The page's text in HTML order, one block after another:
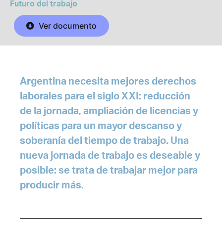
Ver documento
Futuro del trabajo
Argentina necesita mejores derechos
laborales para el siglo XXI: reducción
de la jornada, ampliación de licencias y
políticas para un mayor descanso y
soberanía del tiempo de trabajo. Una
nueva jornada de trabajo es deseable y
posible: se trata de trabajar mejor para
producir más.